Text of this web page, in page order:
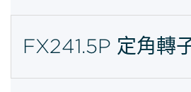
FX241.5P 定角轉